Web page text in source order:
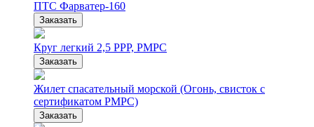
ПТС Фарватер-160
Заказать
Круг легкий 2,5 РРР, РМРС
Заказать
Жилет спасательный морской (Огонь, свисток с
сертификатом РМРС)
Заказать